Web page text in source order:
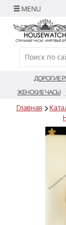
ДОРОГИЕ
ЖЕНСКИЕ ЧАСЫ
Главная